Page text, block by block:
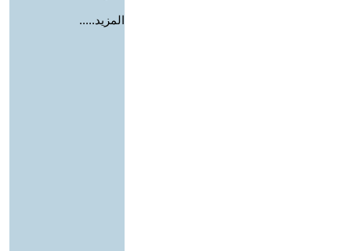
المزيد.....